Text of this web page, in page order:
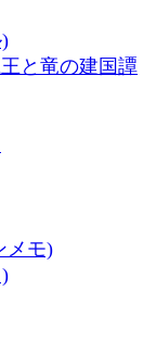
と竜の建国譚
メモ)